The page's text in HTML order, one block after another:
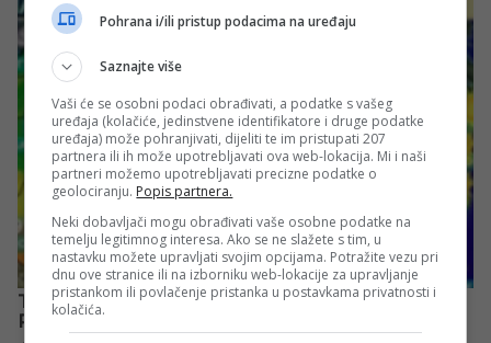
Pohrana i/ili pristup podacima na uređaju
Saznajte više
Vaši će se osobni podaci obrađivati, a podatke s vašeg
uređaja (kolačiće, jedinstvene identifikatore i druge podatke
uređaja) može pohranjivati, dijeliti te im pristupati 207
partnera ili ih može upotrebljavati ova web-lokacija. Mi i naši
partneri možemo upotrebljavati precizne podatke o
geolociranju. Popis partnera.
Neki dobavljači mogu obrađivati vaše osobne podatke na
temelju legitimnog interesa. Ako se ne slažete s tim, u
nastavku možete upravljati svojim opcijama. Potražite vezu pri
dnu ove stranice ili na izborniku web-lokacije za upravljanje
pristankom ili povlačenje pristanka u postavkama privatnosti i
kolačića.